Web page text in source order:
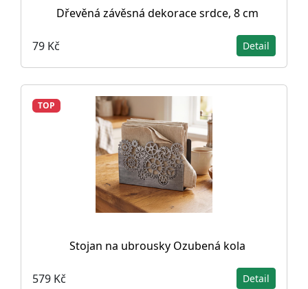
Dřevěná závěsná dekorace srdce, 8 cm
79 Kč Detail
TOP
Stojan na ubrousky Ozubená kola
579 Kč Detail